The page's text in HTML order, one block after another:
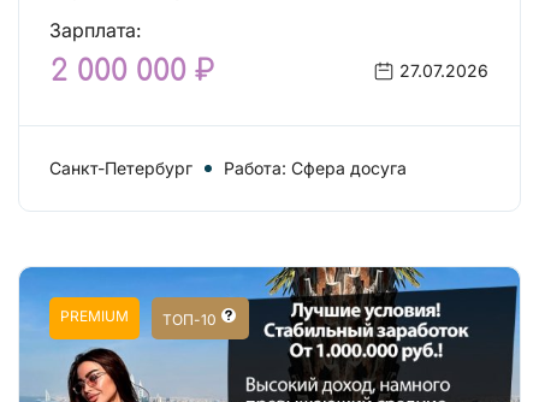
Зарплата:
2 000 000 ₽ 27.07.2026
Санкт-Петербург Работа: Сфера досуга
PREMIUM ТОП-10